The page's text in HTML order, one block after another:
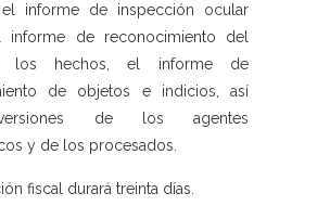
el informe de inspección ocular
informe de reconocimiento del
los hechos, el informe de
de objetos e indicios, así
de los agentes
y de los procesados.
fiscal durará treinta días.